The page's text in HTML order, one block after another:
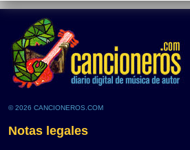
© 2026 CANCIONEROS.COM
Notas legales